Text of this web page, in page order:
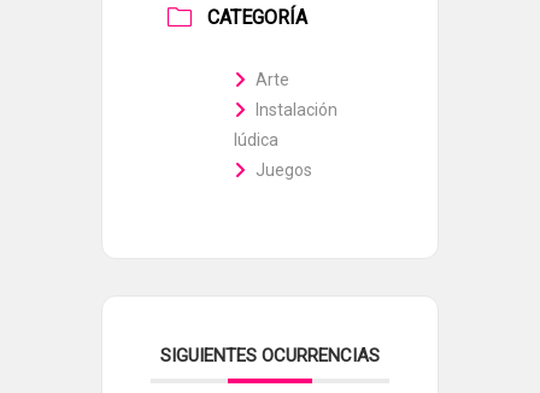
CATEGORÍA
Arte
Instalación
lúdica
Juegos
SIGUIENTES OCURRENCIAS